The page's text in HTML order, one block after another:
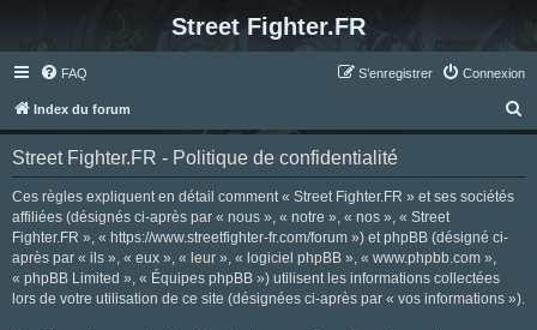
Street Fighter.FR
FAQ Connexion
S’enregistrer
Index du forum
e
Street Fighter.FR - Politique de confidentialité
Ces règles expliquent en détail comment « Street Fighter.FR » et ses sociétés
affiliées (désignés ci-après par « nous », « notre », « nos », « Street
Fighter.FR », « https://www.streetfighter-fr.com/forum ») et phpBB (désigné ci-
après par « ils », « eux », « leur », « logiciel phpBB », « www.phpbb.com »,
« phpBB Limited », « Équipes phpBB ») utilisent les informations collectées
lors de votre utilisation de ce site (désignées ci-après par « vos informations »).